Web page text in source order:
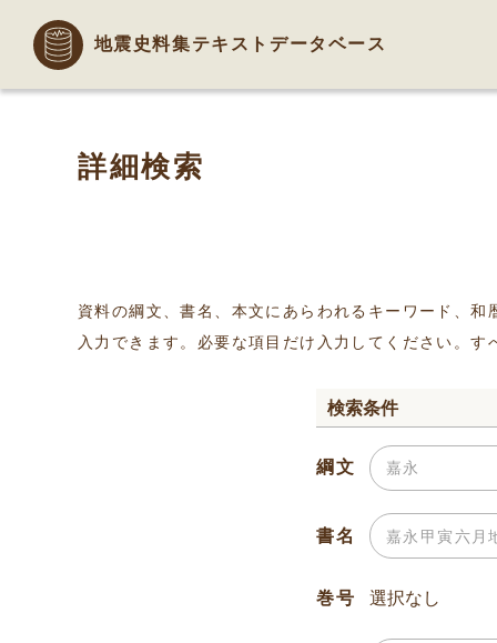
地震史料集テキストデータベース
詳細検索
資料の綱文、書名、本文にあらわれるキーワード、
入力できます。必要な項目だけ入力してください。
検索条件
綱文
書名
巻号